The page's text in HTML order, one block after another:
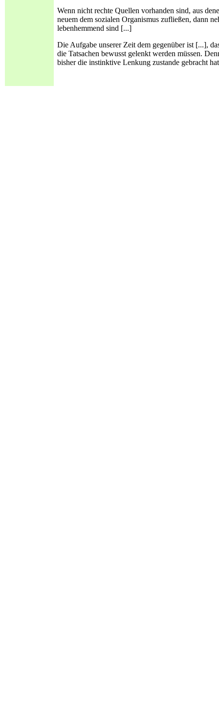
Wenn nicht rechte Quellen vorhanden sind, aus
neuem dem sozialen Organismus zufließen, dann
lebenhemmend sind [...]
Die Aufgabe unserer Zeit dem gegenüber ist [...],
die Tatsachen bewusst gelenkt werden müssen.
bisher die instinktive Lenkung zustande gebracht